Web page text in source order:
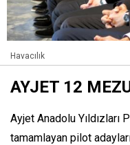
Havacılık
AYJET 12
Ayjet Anadolu
tamamlayan pilot